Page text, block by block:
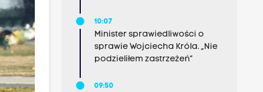
10:07
Minister sprawiedliwości o
sprawie Wojciecha Króla. „Nie
podzieliłem zastrzeżeń”
09:50